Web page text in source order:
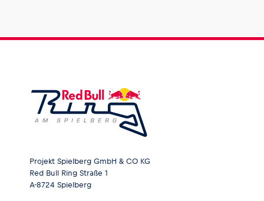
Projekt Spielberg GmbH & CO KG
Red Bull Ring Straße 1
A-8724 Spielberg